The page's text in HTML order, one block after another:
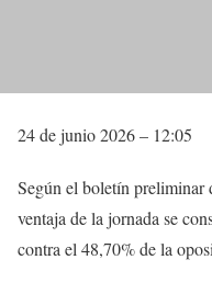
24 de junio 2026 – 12:05
Según el boletín preliminar
ventaja de la jornada se
contra el 48,70% de la